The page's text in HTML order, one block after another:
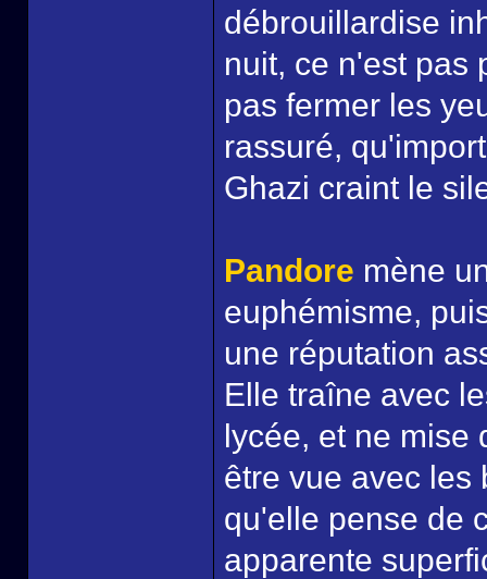
débrouillardise
nuit, ce n'est pas
pas fermer les
rassuré,
Ghazi craint le
Pandore mène
euphémisme,
une réputation
Elle traîne avec
lycée, et ne mise
être vue avec les
qu'elle pense de
apparente